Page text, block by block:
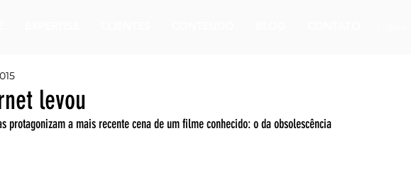
levou
protagonizam a mais recente cena de um filme conhecido: o da obsolescência